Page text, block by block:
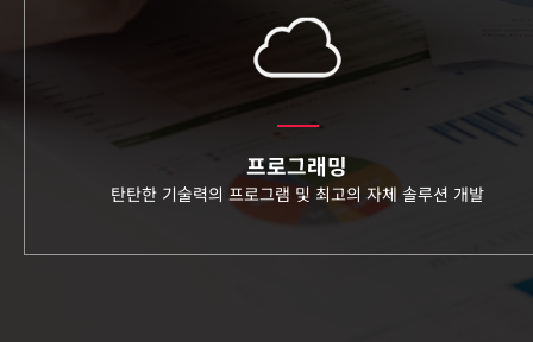
프로그래밍
탄탄한 기술력의 프로그램 및최고의 자체 솔루션 개발